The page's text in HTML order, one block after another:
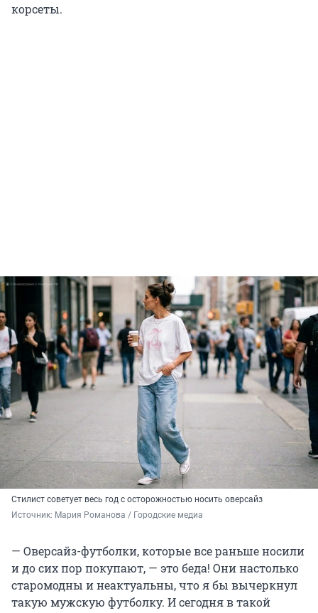
корсеты.
Стилист советует весь год с осторожностью носить оверсайз
Источник: Мария Романова / Городские медиа
— Оверсайз-футболки, которые все раньше носили
и до сих пор покупают, — это беда! Они настолько
старомодны и неактуальны, что я бы вычеркнул
такую мужскую футболку. И сегодня в такой